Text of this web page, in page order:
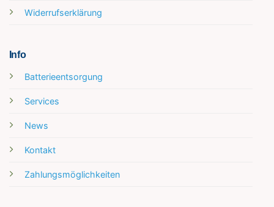
Widerrufserklärung
Info
Batterieentsorgung
Services
News
Kontakt
Zahlungsmöglichkeiten